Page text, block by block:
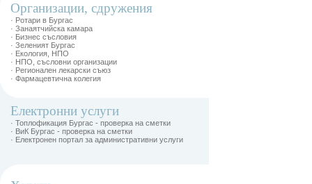
Организации, сдружения
· Ротари в Бургас
· Занаятчийска камара
· Бизнес съсловия
· Зеленият Бургас
· Екология, НПО
· НПО, съсловни организации
· Регионален лекарски съюз
· Фармацевтична колегия
Електронни услуги
· Топлофикация Бургас - проверка на сметки
· ВиК Бургас - проверка на сметки
· Електронен портал за административни услуги